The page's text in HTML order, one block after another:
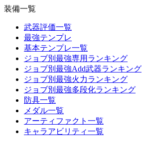
装備一覧
武器評価一覧
最強テンプレ
基本テンプレ一覧
ジョブ別最強専用ランキング
ジョブ別最強Add武器ランキング
ジョブ別最強火力ランキング
ジョブ別最強多段化ランキング
防具一覧
メダル一覧
アーティファクト一覧
キャラアビリティ一覧